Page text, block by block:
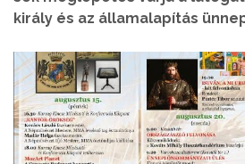
király és az államalapítás